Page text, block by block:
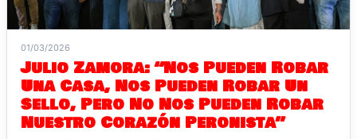
01/03/2026
Julio Zamora: “Nos Pueden Robar
Una Casa, Nos Pueden Robar Un
Sello, Pero No Nos Pueden Robar
Nuestro Corazón Peronista”